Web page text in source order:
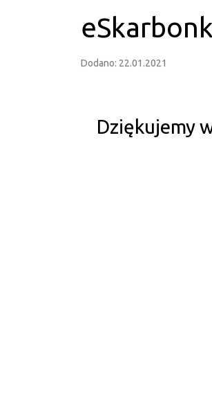
Dodano: 22.01.2021
Dziękujemy